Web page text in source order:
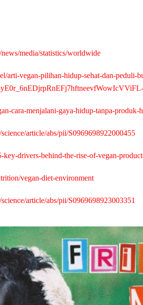
media/statistics/worldwide
arti-vegan-pilihan-hidup-sehat-dan-peduli-
cara-menjalani-gaya-hidup-tanpa-produk-
article/abs/pii/S0969698922000455
drivers-behind-the-rise-of-vegan-
vegan-diet-environment
article/abs/pii/S0969698923003351